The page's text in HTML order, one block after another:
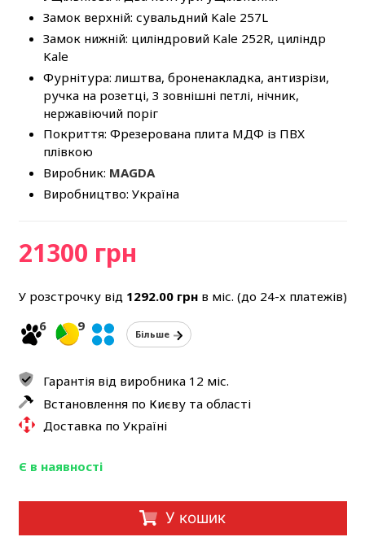
Замок верхній: сувальдний Kale 257L
Замок нижній: циліндровий Kale 252R, циліндр
Kale
Фурнітура: лиштва, броненакладка, антизрізи,
ручка на розетці, 3 зовнішні петлі, нічник,
нержавіючий поріг
Покриття: Фрезерована плита МДФ із ПВХ
плівкою
Виробник: MAGDA
Виробництво: Україна
21300 грн
У розстрочку від 1292.00грнв міс. (до 24-х платежів)
6
9
Більше
Гарантія від виробника 12 міс.
Встановлення по Києву та області
Доставка по Україні
Є в наявності
У кошик